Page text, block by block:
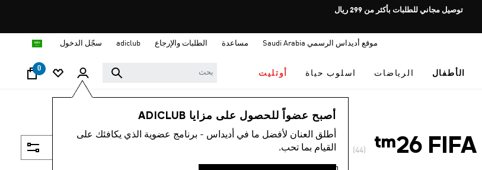
Pause
rotation
توصيل مجاني للطلبات بأكثر من 299 ريال
موقع أديداس الرسمي Saudi Arabia مساعدة الطلبات والإرجاع adiclub سجّل الدخول
الأطفال الرياضات اسلوب حياة أوتليت
0
أصبح عضواً للحصول على مزايا ADICLUB
أطلق العنان لأفضل ما في أديداس - برنامج عضوية الذي يكافئك على
القيام بما تحب.